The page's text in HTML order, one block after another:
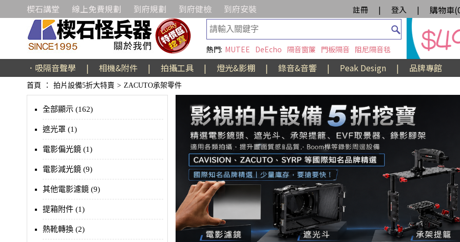
楔石講堂 線上免費規劃 到府規劃 到府健檢 到府安裝 註冊 | 登入 | 購物車(
熱門: MUTEE DeEcho 隔音窗簾 門板隔音 阻尼隔音毯
．吸隔音聲學 | 相機&附件 | 拍攝工具 | 燈光&影棚 | 錄音&音響 | Peak Design | 品牌專館
首頁 ： 拍片設備5折大特賣 > ZACUTO承架零件
全部顯示 (162)
遮光罩 (1)
電影偏光鏡 (1)
電影減光鏡 (9)
其他電影濾鏡 (9)
提箱附件 (1)
熱靴轉換 (2)